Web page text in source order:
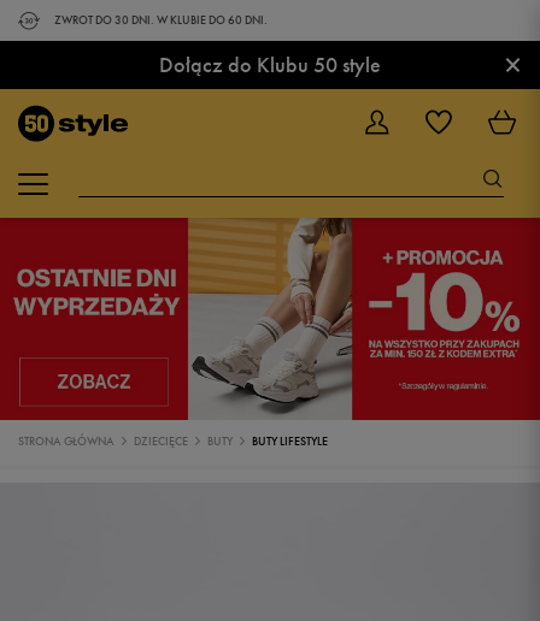
ZWROT DO 30 DNI. W KLUBIE DO 60 DNI.
Dołącz do Klubu 50 style ×
STRONA GŁÓWNA DZIECIĘCE BUTY BUTY LIFESTYLE